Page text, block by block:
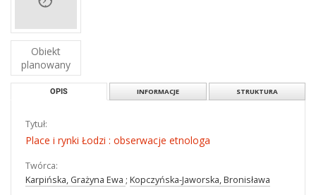
Obiekt
planowany
OPIS INFORMACJE STRUKTURA
Tytuł:
Place i rynki Łodzi : obserwacje etnologa
Twórca:
Karpińska, Grażyna Ewa ; Kopczyńska-Jaworska, Bronisława